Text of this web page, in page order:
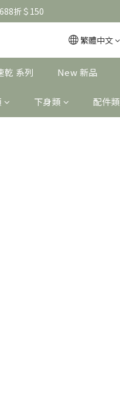
折＄150
折＄150
折＄150
繁體中文
乾 系列 New 新品
下身類 配件類